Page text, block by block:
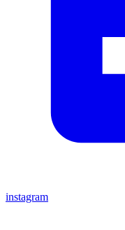
instagram